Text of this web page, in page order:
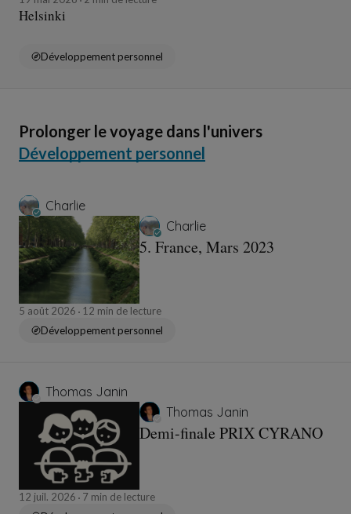
Helsinki
Développement personnel
Prolonger le voyage dans l'univers
Développement personnel
Charlie
Charlie
5. France, Mars 2023
5 août 2026
12 min de lecture
Développement personnel
Thomas Janin
Thomas Janin
Demi-finale PRIX CYRANO
12 juil. 2026
7 min de lecture